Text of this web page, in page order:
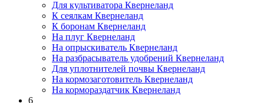
Для культиватора Квернеланд
К сеялкам Квернеланд
К боронам Квернеланд
На плуг Квернеланд
На опрыскиватель Квернеланд
На разбрасыватель удобрений Квернеланд
Для уплотнителей почвы Квернеланд
На кормозаготовитель Квернеланд
На кормораздатчик Квернеланд
6